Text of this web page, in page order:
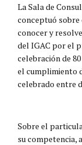
La Sala de
conceptuó
conocer y
del IGAC por el
celebración de
el cumplimiento
celebrado entre
Sobre el
su competencia,